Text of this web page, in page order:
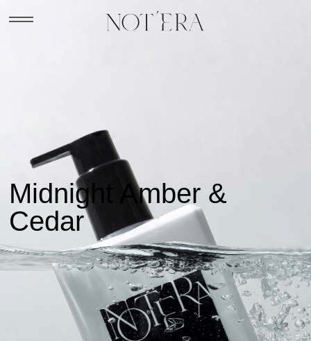
Midnight Amber &
Cedar